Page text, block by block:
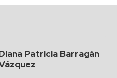
Finding Algebraic
Mathematical Models